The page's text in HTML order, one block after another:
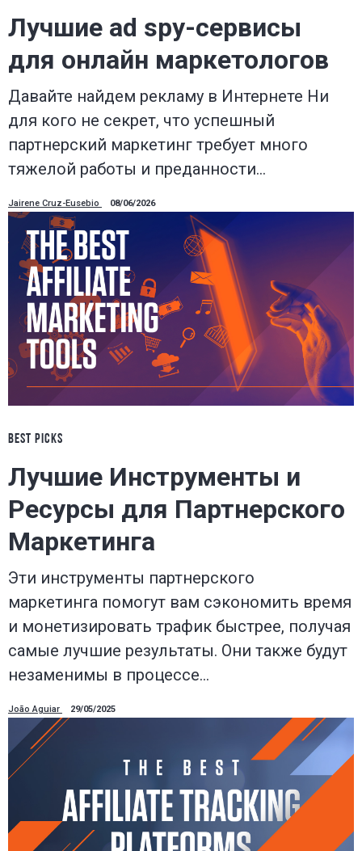
Лучшие ad spy-сервисы
для онлайн маркетологов
Давайте найдем рекламу в Интернете Ни
для кого не секрет, что успешный
партнерский маркетинг требует много
тяжелой работы и преданности…
Jairene Cruz-Eusebio 08/06/2026
BEST PICKS
Лучшие Инструменты и
Ресурсы для Партнерского
Маркетинга
Эти инструменты партнерского
маркетинга помогут вам сэкономить время
и монетизировать трафик быстрее, получая
самые лучшие результаты. Они также будут
незаменимы в процессе…
João Aguiar 29/05/2025